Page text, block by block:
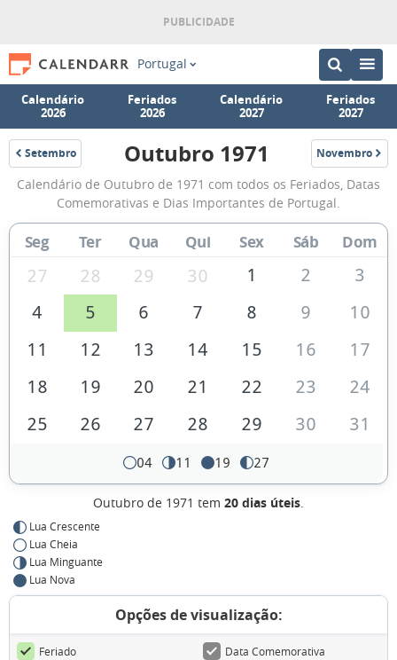
Portugal
Calendário
2026
Feriados
2026
Calendário
2027
Feriados
2027
Setembro
1971
Calendário
de
Outubro
de
1971
Outubro 1971 Novembro
1971
Calendário de Outubro de 1971 com todos os Feriados, Datas
Comemorativas e Dias Importantes de Portugal.
Seg Ter Qua Qui Sex Sáb Dom
27 28 29 30 1 2
3
4
5 6 7 8 9
10
11
12 13 14 15 16
17
18
19 20 21 22 23
24
25
26 27 28 29 30 31
04 11 19 27
Outubro de 1971 tem 20 dias úteis.
Lua Crescente
Lua Cheia
Lua Minguante
Lua Nova
Opções de visualização:
Feriado
Data Comemorativa